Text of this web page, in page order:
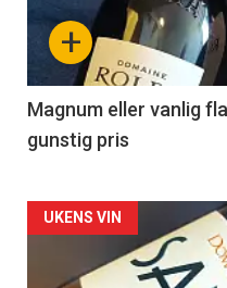
nå
3
+
Magnum eller vanlig
gunstig pris
Forsiden
akkurat
UKENS VIN